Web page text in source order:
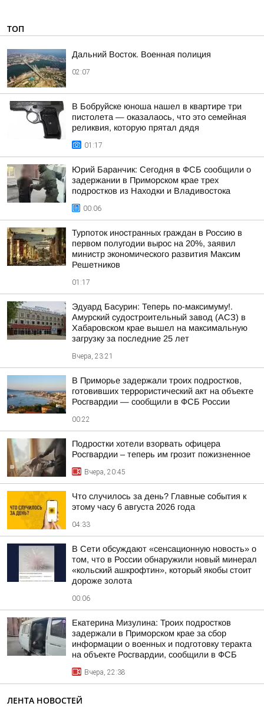
ТОП
Дальний Восток. Военная полиция
02:07
В Бобруйске юноша нашел в квартире три
пистолета — оказалаось, что это семейная
реликвия, которую прятал дядя
01:17
Юрий Баранчик: Сегодня в ФСБ сообщили о
задержании в Приморском крае трех
подростков из Находки и Владивостока
00:06
Турпоток иностранных граждан в Россию в
первом полугодии вырос на 20%, заявил
министр экономического развития Максим
Решетников
01:17
Эдуард Басурин: Теперь по-максимуму!.
Амурский судостроительный завод (АСЗ) в
Хабаровском крае вышел на максимальную
загрузку за последние 25 лет
Вчера, 23:21
В Приморье задержали троих подростков,
готовивших террористический акт на объекте
Росгвардии — сообщили в ФСБ России
00:22
Подростки хотели взорвать офицера
Росгвардии – теперь им грозит пожизненное
Вчера, 20:45
Что случилось за день? Главные события к
этому часу 6 августа 2026 года
04:33
В Сети обсуждают «сенсационную новость» о
том, что в России обнаружили новый минерал
«кольский ашкрофтин», который якобы стоит
дороже золота
00:06
Екатерина Мизулина: Троих подростков
задержали в Приморском крае за сбор
информации о военных и подготовку теракта
на объекте Росгвардии, сообщили в ФСБ
Вчера, 22:38
ЛЕНТА НОВОСТЕЙ